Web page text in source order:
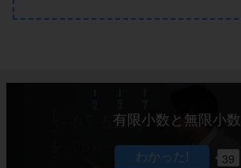
有限小数と無限小数
39